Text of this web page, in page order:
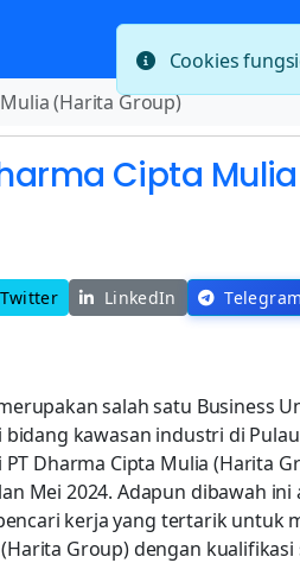
(Harita Group)
Cipta
Twitter LinkedIn Telegram
salah satu Business
kawasan industri di
Dharma Cipta Mulia (Harita
Mei 2024. Adapun dibawah ini
kerja yang tertarik untuk
Group) dengan kualifikasi
Cookies